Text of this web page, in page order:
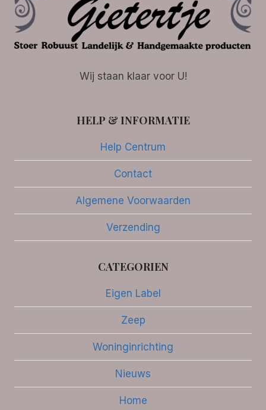
Wij staan klaar voor U!
HELP & INFORMATIE
Help Centrum
Contact
Algemene Voorwaarden
Verzending
CATEGORIEN
Eigen Label
Zeep
Woninginrichting
Nieuws
Home